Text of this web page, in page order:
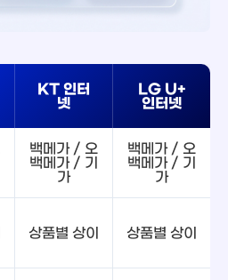
KT 인터
넷
LG U+
인터넷
백메가 / 오
백메가 / 기
가
백메가 / 오
백메가 / 기
가
상품별 상이 상품별 상이